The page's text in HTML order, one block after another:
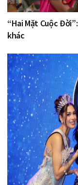
“Hai Mặt Cuộc
khác